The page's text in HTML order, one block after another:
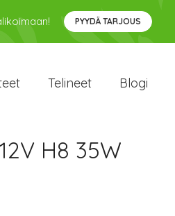
PYYDÄ TARJOUS
Telineet Blogi
H8 35W